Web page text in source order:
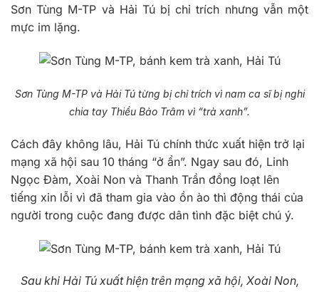
Sơn Tùng M-TP và Hải Tú bị chỉ trích nhưng vẫn một
mực im lặng.
Sơn Tùng M-TP và Hải Tú từng bị chỉ trích vì nam ca sĩ bị nghi
chia tay Thiều Bảo Trâm vì “trà xanh”.
Cách đây không lâu, Hải Tú chính thức xuất hiện trở lại
mạng xã hội sau 10 tháng “ở ẩn”. Ngay sau đó, Linh
Ngọc Đàm, Xoài Non và Thanh Trần đồng loạt lên
tiếng xin lỗi vì đã tham gia vào ồn ào thì động thái của
người trong cuộc đang được dân tình đặc biệt chú ý.
Sau khi Hải Tú xuất hiện trên mạng xã hội, Xoài Non,